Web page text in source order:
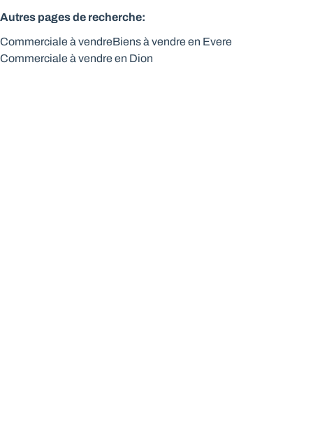
Autres pages de recherche:
Commerciale à vendreBiens à vendre en Evere
Commerciale à vendre en Dion